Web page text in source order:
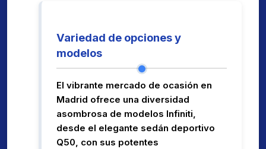
Variedad de opciones y
modelos
El vibrante mercado de ocasión en
Madrid ofrece una diversidad
asombrosa de modelos Infiniti,
desde el elegante sedán deportivo
Q50, con sus potentes